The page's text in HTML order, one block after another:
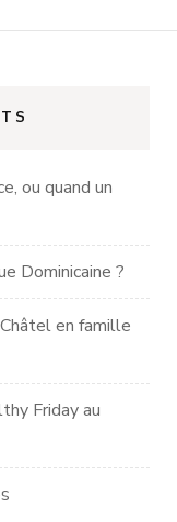
ou quand un
Dominicaine ?
en famille
Friday au